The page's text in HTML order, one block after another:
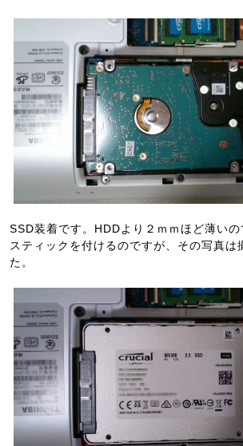
SSD装着です。HDDより２ｍｍほど薄い
スティックを付けるのですが、その写真は
た。